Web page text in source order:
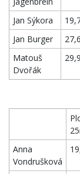
Jan Sýkora
Jan Burger
Matouš
Dvořák
Anna
Vondrušková